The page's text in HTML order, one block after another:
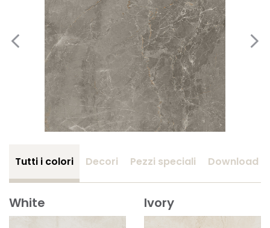
Tutti i colori Decori Pezzi speciali Download
White Ivory